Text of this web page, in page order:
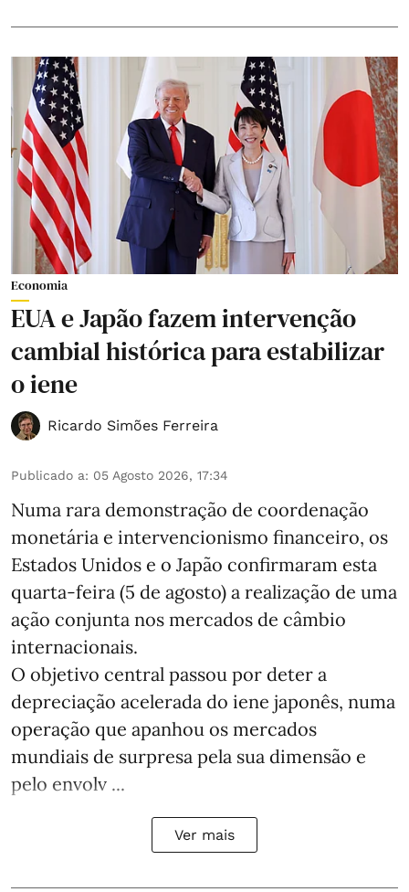
Economia
EUA e Japão fazem intervenção
cambial histórica para estabilizar
o iene
Ricardo Simões Ferreira
Publicado a: 05 Agosto 2026, 17:34
Numa rara demonstração de coordenação
monetária e intervencionismo financeiro, os
Estados Unidos e o Japão confirmaram esta
quarta-feira (5 de agosto) a realização de uma
ação conjunta nos mercados de câmbio
internacionais.
O objetivo central passou por deter a
depreciação acelerada do iene japonês, numa
operação que apanhou os mercados
mundiais de surpresa pela sua dimensão e
pelo envolv ...
Ver mais